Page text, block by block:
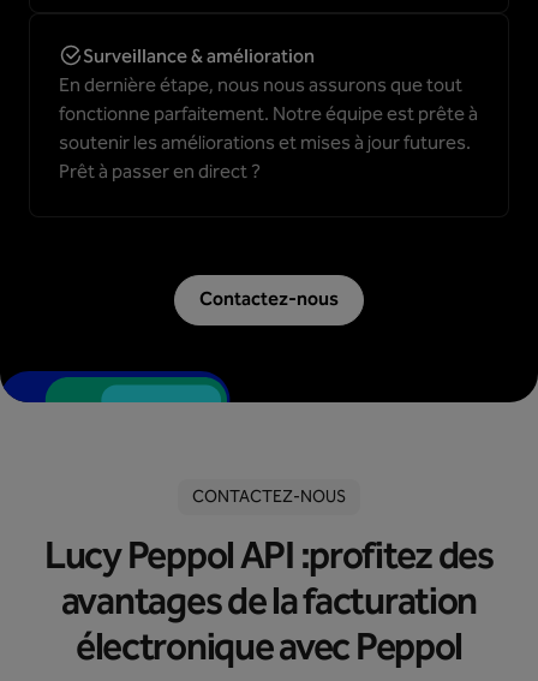
Surveillance & amélioration
En dernière étape, nous nous assurons que tout
fonctionne parfaitement. Notre équipe est prête à
soutenir les améliorations et mises à jour futures.
Prêt à passer en direct ?
Contactez-nous
CONTACTEZ-NOUS
Lucy Peppol API :profitez des
avantages de la facturation
électronique avec Peppol